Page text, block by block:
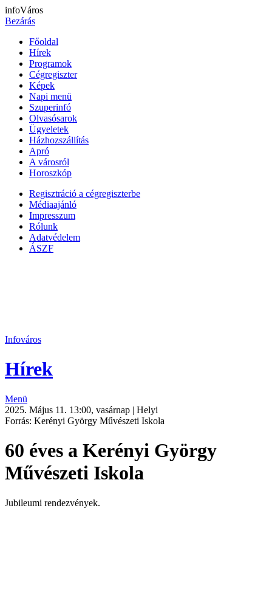
infoVáros
Bezárás
Főoldal
Hírek
Programok
Cégregiszter
Képek
Napi menü
Szuperinfó
Olvasósarok
Ügyeletek
Házhozszállítás
Apró
A városról
Horoszkóp
Regisztráció a cégregiszterbe
Médiaajánló
Impresszum
Rólunk
Adatvédelem
ÁSZF
Infováros
Hírek
Menü
2025. Május 11. 13:00, vasárnap | Helyi
Forrás: Kerényi György Művészeti Iskola
60 éves a Kerényi György
Művészeti Iskola
Jubileumi rendezvények.